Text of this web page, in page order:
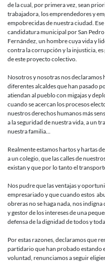
de la cual, por primera vez, sean
trabajadora, los emprendedores y
empobrecidas de nuestra ciudad.
candidatura municipal por San
Fernández, un hombre cuya vida y
contra la corrupción y la injusticia,
de este proyecto colectivo.
Nosotros y nosotras nos
diferentes alcaldes que han pasado
atiendan al pueblo con migajas y
cuando se acercan los procesos
nuestros derechos humanos más
a la seguridad de nuestra vida, a un
nuestra familia…
Realmente estamos hartos y hartas
a un colegio, que las calles de
existan y que por lo tanto el
Nos pudre que las ventajas y
empresariado y que cuando estos
obreras no se haga nada, nos
y gestor de los intereses de una
defensa de la dignidad de todos y
Por estas razones, declaramos que
partidario que han probado estando
voluntad, renunciamos a seguir